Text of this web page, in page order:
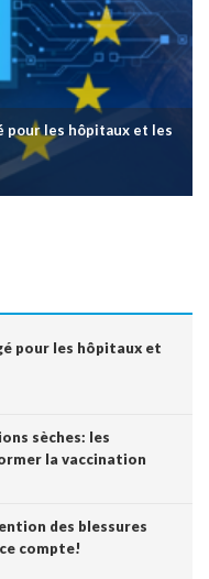
pour les hôpitaux et les
pour les hôpitaux et
sèches: les
la vaccination
des blessures
compte!